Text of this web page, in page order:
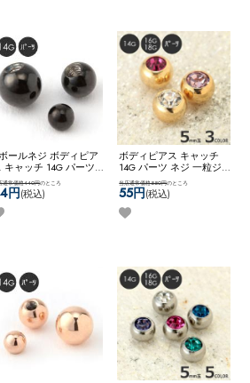
ールネジ ボディピア
キャッチ 14G パーツ
式 軟骨ピアス アレン
カスタム カスタマイズ
テンレス ネコポスOK
] スペアボールネジ
通常価格440円のところ
円(税込)
ボディピアス キャッチ
14G パーツ ネジ 一粒ジュ
エル ボールネジ アレンジ
カスタム ステンレス ネコ
ポスOK一粒ジュエルネジ
当店通常価格550円のところ
55円(税込)